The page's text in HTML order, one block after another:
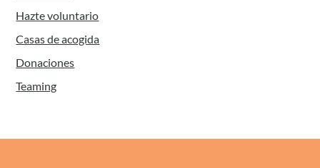
Hazte voluntario
Casas de acogida
Donaciones
Teaming